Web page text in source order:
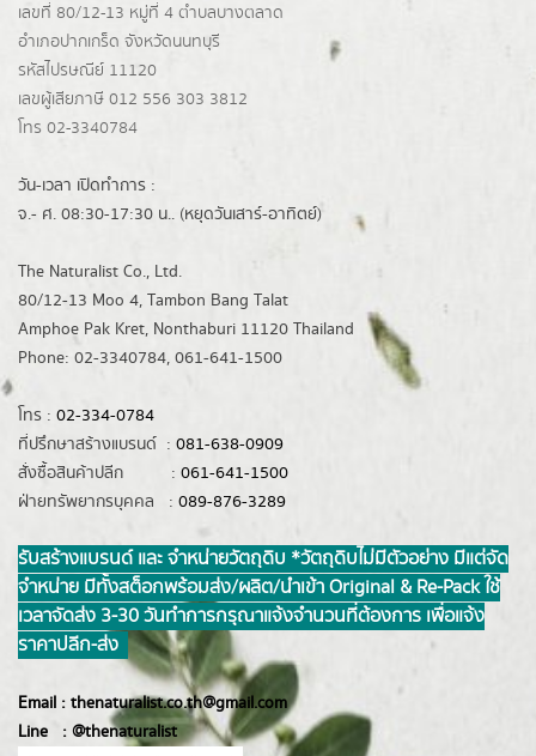
เลขที่ 80/12-13 หมู่ที่ 4 ตำบลบางตลาด
อำเภอปากเกร็ด จังหวัดนนทบุรี
รหัสไปรษณีย์ 11120
เลขผู้เสียภาษี 012 556 303 3812
โทร 02-3340784
วัน-เวลา เปิดทำการ :
จ.- ศ. 08:30-17:30 น.. (หยุดวันเสาร์-อาทิตย์)
The Naturalist Co., Ltd.
80/12-13 Moo 4, Tambon Bang Talat
Amphoe Pak Kret, Nonthaburi 11120 Thailand
Phone: 02-3340784, 061-641-1500
โทร : 02-334-0784
ที่ปรึกษาสร้างแบรนด์ : 081-638-0909
สั่งซื้อสินค้าปลีก : 061-641-1500
ฝ่ายทรัพยากรบุคคล : 089-876-3289
รับสร้างแบรนด์ และ จำหน่ายวัตถุดิบ *วัตถุดิบไม่มีตัวอย่าง มีแต่จัด
จำหน่าย มีทั้งสต็อกพร้อมส่ง/ผลิต/นำเข้า Original & Re-Pack ใช้
เวลาจัดส่ง 3-30 วันทำการ กรุณาแจ้งจำนวนที่ต้องการ เพื่อแจ้ง
ราคาปลีก-ส่ง
Email : thenaturalist.co.th@gmail.com
Line : @thenaturalist